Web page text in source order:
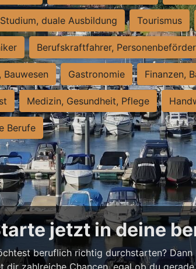
duale Ausbildung Tourismus
Berufskraftfahrer,
Gastronomie Finanzen,
Medizin, Gesundheit, Pflege
Berufe
jetzt in deine
beruflich richtig durchstarten?